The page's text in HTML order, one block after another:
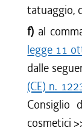
tatuaggio,
f) al
legge 11
dalle
(CE) n.
Consiglio
cosmetici